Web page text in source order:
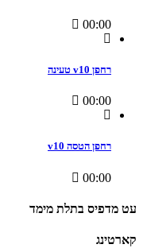
00:00
רחפן v10 טעינה
00:00
רחפן הטסה v10
00:00
עט מדפיס בתלת מימד
קארטינג